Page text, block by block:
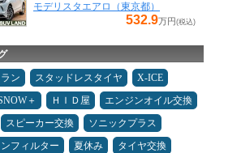
モデリスタエアロ（東京都）
532.9万円 (税込)
ン スタッドレスタイヤ
X-ICE
＋
ＨＩＤ屋
エンジンオイル交換
スピーカー交換
ソニックプラス
フィルター
夏休み
タイヤ交換